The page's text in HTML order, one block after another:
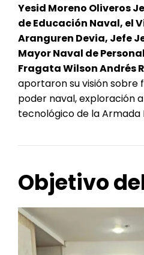
Yesid Moreno Oliveros
de Educación Naval, el
Aranguren Devia, Jefe
Mayor Naval de Personal
Fragata Wilson Andrés
aportaron su visión
poder naval, exploración
tecnológico de la Armada
Objetivo